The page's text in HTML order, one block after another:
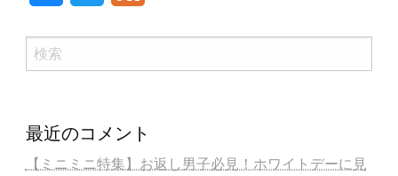
検
索
最近のコメント
【ミニミニ特集】お返し男子必見！ホワイトデーに見